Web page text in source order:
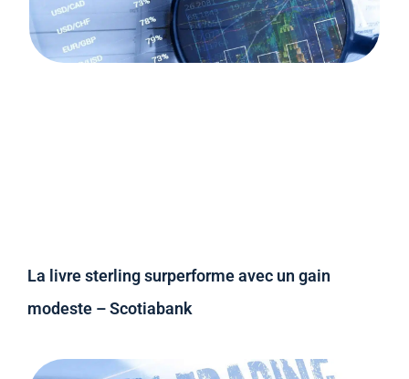
La livre sterling surperforme avec un gain
modeste – Scotiabank